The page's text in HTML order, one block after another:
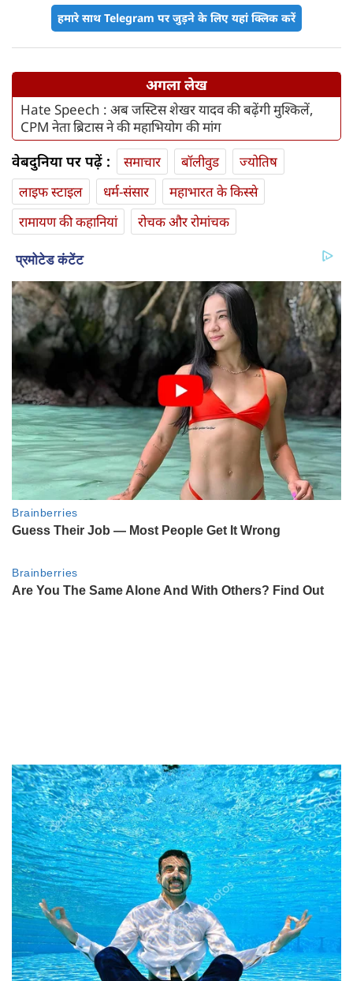
हमारे साथ Telegram पर जुड़ने के लिए यहां क्लिक करें
अगला लेख
Hate Speech : अब जस्टिस शेखर यादव की बढ़ेंगी मुश्किलें,
CPM नेता ब्रिटास ने की महाभियोग की मांग
वेबदुनिया पर पढ़ें : समाचार बॉलीवुड
ज्योतिष
लाइफ स्‍टाइल
धर्म-संसार
महाभारत के किस्से
रामायण की कहानियां
रोचक और रोमांचक